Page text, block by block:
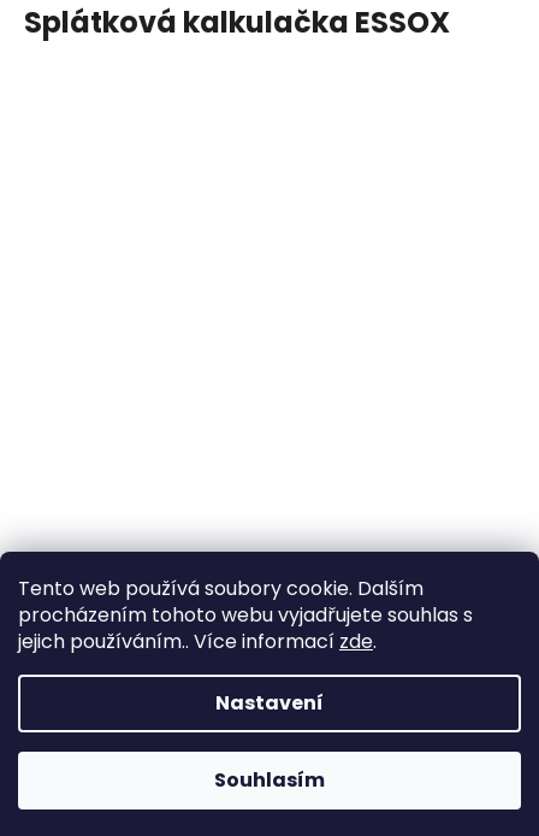
Tento web používá soubory cookie. Dalším
procházením tohoto webu vyjadřujete souhlas s
jejich používáním.. Více informací zde.
Nastavení
Souhlasím
Splátková kalkulačka ESSOX